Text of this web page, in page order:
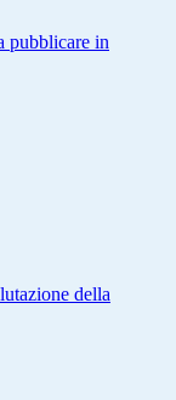
pubblicare in
della